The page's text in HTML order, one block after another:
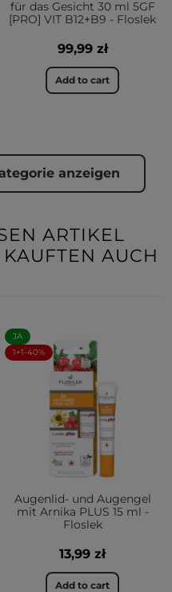
für das Gesicht 30 ml 5GF
[PRO] VIT B12+B9 - Floslek
99,99 zł
Add to cart
anzeigen
ARTIKEL
AUCH
JA
1+1-40%
Augenlid- und Augengel
mit Arnika PLUS 15 ml -
Floslek
13,99 zł
Add to cart